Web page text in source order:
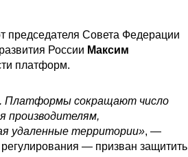
председателя Совета Федерации
России Максим
платформ.
Платформы сокращают число
производителям,
удаленные территории», —
— призван защитить